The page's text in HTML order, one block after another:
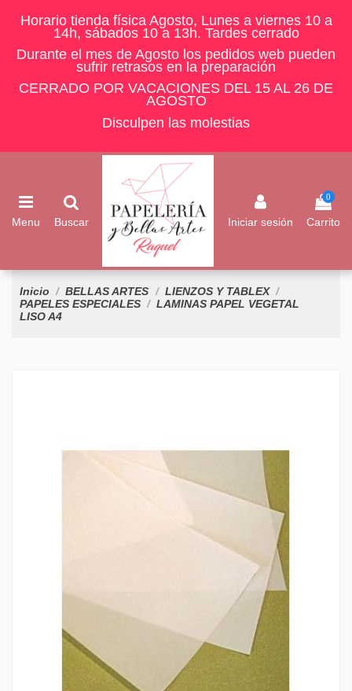
Horario tienda física Agosto, Lunes a viernes 10 a
14h, sábados 10 a 13h. Tardes cerrado
Durante el mes de Agosto los pedidos web pueden
sufrir retrasos en la preparación
CERRADO POR VACACIONES DEL 15 AL 26 DE
AGOSTO
Disculpen las molestias
Menu Buscar Iniciar sesión
0
Carrito
Inicio BELLAS ARTES
LIENZOS Y TABLEX
PAPELES ESPECIALES
LAMINAS PAPEL VEGETAL
LISO A4